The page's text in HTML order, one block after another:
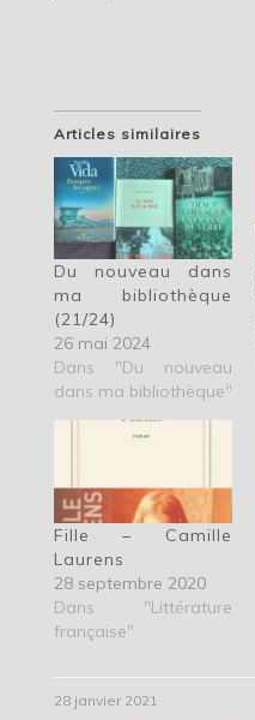
Articles similaires
Du nouveau dans
ma bibliothèque
(21/24)
26 mai 2024
Dans "Du nouveau
dans ma bibliothèque"
Fille – Camille
Laurens
28 septembre 2020
Dans "Littérature
française"
28 janvier 2021